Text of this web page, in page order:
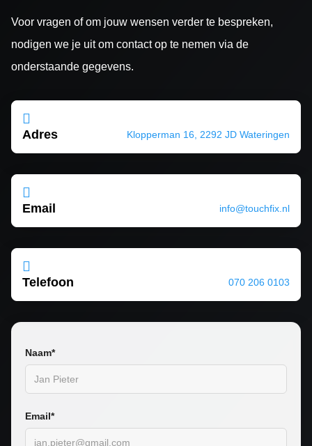
Naam*
Email*
Voor vragen of om jouw wensen verder te bespreken,
nodigen we je uit om contact op te nemen via de
onderstaande gegevens.

Adres Klopperman 16, 2292 JD Wateringen

Email info@touchfix.nl

Telefoon 070 206 0103